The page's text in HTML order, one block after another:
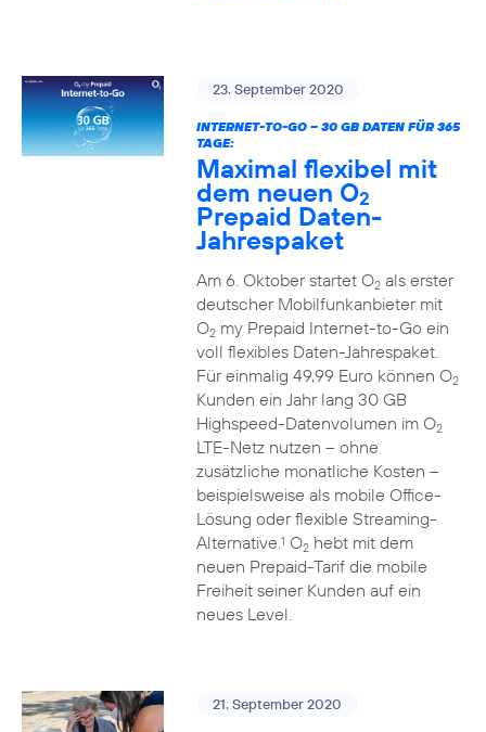
23. September 2020
INTERNET-TO-GO – 30 GB DATEN FÜR 365
TAGE:
Maximal flexibel mit
dem neuen O2
Prepaid Daten-
Jahrespaket
Am 6. Oktober startet O2als erster
deutscher Mobilfunkanbieter mit
O2my Prepaid Internet-to-Go ein
voll flexibles Daten-Jahrespaket.
Für einmalig 49,99 Euro können O2
Kunden ein Jahr lang 30 GB
Highspeed-Datenvolumen im O2
LTE-Netz nutzen – ohne
zusätzliche monatliche Kosten –
beispielsweise als mobile Office-
Lösung oder flexible Streaming-
Alternative.1 O2hebt mit dem
neuen Prepaid-Tarif die mobile
Freiheit seiner Kunden auf ein
neues Level.
21. September 2020